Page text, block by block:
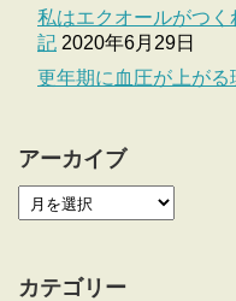
私はエクオールがつ
記 2020年6月29日
更年期に血圧が上がる
アーカイブ
カテゴリー